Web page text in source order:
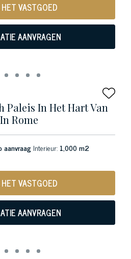
VASTGOED
AANVRAGEN
Paleis In Het Hart Van
Rome
aanvraag Interieur: 1,000 m2
VASTGOED
AANVRAGEN